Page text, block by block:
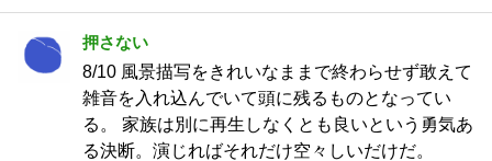
押さない
8/10 風景描写をきれいなままで終わらせず敢えて
雑音を入れ込んでいて頭に残るものとなってい
る。 家族は別に再生しなくとも良いという勇気あ
る決断。演じればそれだけ空々しいだけだ。